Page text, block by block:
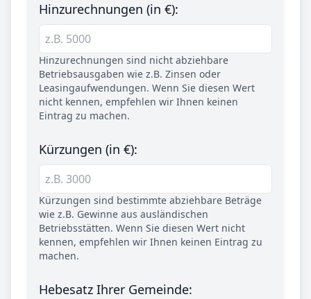
Hinzurechnungen (in €):
Hinzurechnungen sind nicht abziehbare
Betriebsausgaben wie z.B. Zinsen oder
Leasingaufwendungen. Wenn Sie diesen Wert
nicht kennen, empfehlen wir Ihnen keinen
Eintrag zu machen.
Kürzungen (in €):
Kürzungen sind bestimmte abziehbare Beträge
wie z.B. Gewinne aus ausländischen
Betriebsstätten. Wenn Sie diesen Wert nicht
kennen, empfehlen wir Ihnen keinen Eintrag zu
machen.
Hebesatz Ihrer Gemeinde: